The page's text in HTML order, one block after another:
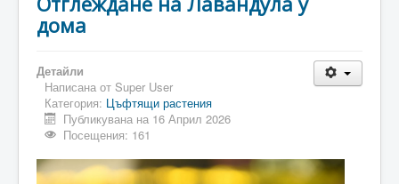
дома
Детайли
Написана от Super User
Категория: Цъфтящи растения
Публикувана на 16 Април 2026
Посещения: 161